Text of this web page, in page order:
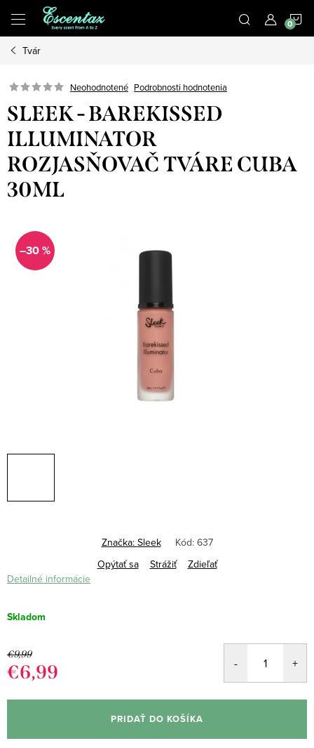
obsah
Tvár
Neohodnotené Podrobnosti hodnotenia
SLEEK - BAREKISSED
ILLUMINATOR
ROZJASŇOVAČ TVÁRE CUBA
30ML
–30 %
Detailné informácie
Skladom
€9,99
€6,99
cena:
PRIDAŤ DO KOŠÍKA
Značka: Sleek Kód: 637
Opýtať sa
Strážiť Zdieľať